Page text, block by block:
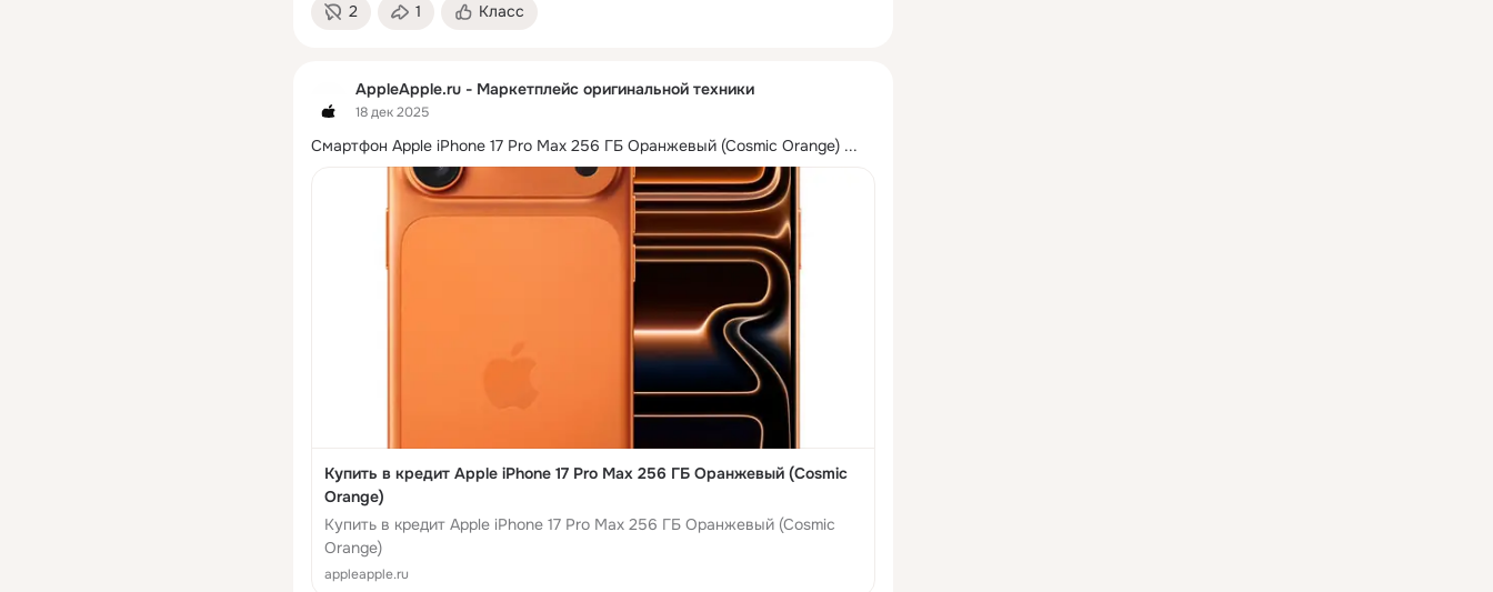
2 1 Класс
AppleApple.ru - Маркетплейс оригинальной техники
18 дек 2025
Смартфон Apple iPhone 17 Pro Max 256 ГБ Оранжевый (Cosmic Orange) ...
Купить в кредит Apple iPhone 17 Pro Max 256 ГБ Оранжевый (Cosmic
Orange)
Купить в кредит Apple iPhone 17 Pro Max 256 ГБ Оранжевый (Cosmic
Orange)
appleapple.ru